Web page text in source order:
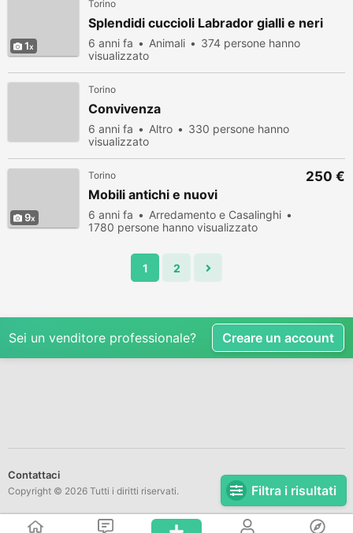
Filtra i risultati
1
Torino
Splendidi cuccioli Labrador gialli e neri
6 anni fa Animali
374 persone hanno
visualizzato
Torino
Convivenza
6 anni fa Altro
330 persone hanno
visualizzato
9
Torino
Mobili antichi e nuovi
6 anni fa
Arredamento e Casalinghi
1780 persone hanno visualizzato
250 €
1 2
Sei un venditore professionale? Creare un account
Contattaci
Copyright © 2026 Tutti i diritti riservati.